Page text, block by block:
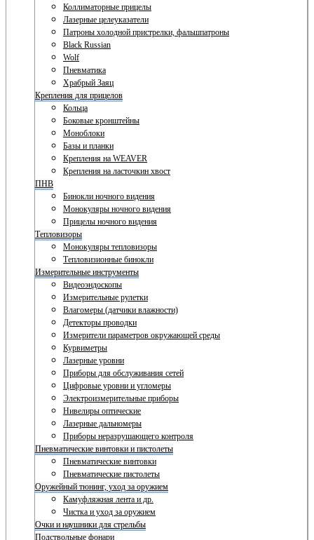
Коллиматорные прицелы
Лазерные целеуказатели
Патроны холодной пристрелки, фальшпатроны
Black Russian
Wolf
Пневматика
Храбрый Заяц
Крепления для прицелов
Кольца
Боковые кронштейны
Моноблоки
Базы и планки
Крепления на WEAVER
Крепления на ласточкин хвост
ПНВ
Бинокли ночного видения
Монокуляры ночного видения
Прицелы ночного видения
Тепловизоры
Монокуляры тепловизоры
Тепловизионные бинокли
Измерительные инструменты
Видеоэндоскопы
Измерительные рулетки
Влагомеры (датчики влажности)
Детекторы проводки
Измерители параметров окружающей среды
Курвиметры
Лазерные уровни
Приборы для обслуживания сетей
Цифровые уровни и угломеры
Электроизмерительные приборы
Нивелиры оптические
Лазерные дальномеры
Приборы неразрушающего контроля
Пневматические винтовки и пистолеты
Пневматические винтовки
Пневматические пистолеты
Оружейный тюнинг, уход за оружием
Камуфляжная лента и др.
Чистка и уход за оружием
Очки и наушники для стрельбы
Подствольные фонари